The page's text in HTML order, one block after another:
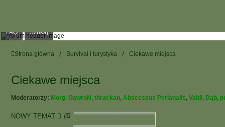
FAQ Szukaj
Strona główna Survival i turystyka Ciekawe miejsca
Ciekawe miejsca
Moderatorzy: Morg, GawroN , thrackan, Abscessus Perianalis, Valdi, Dąb,
NOWY TEMAT
S W